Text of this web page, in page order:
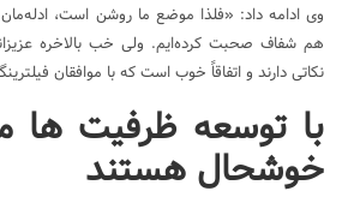
وی ادامه داد: «فلذا موضع ما روشن است،
هم شفاف صحبت کرده‌ایم. ولی خب بالاخره
نکاتی دارند و اتفاقاً خوب است که با موافقان
با توسعه ظرفیت ها
خوشحال هستند